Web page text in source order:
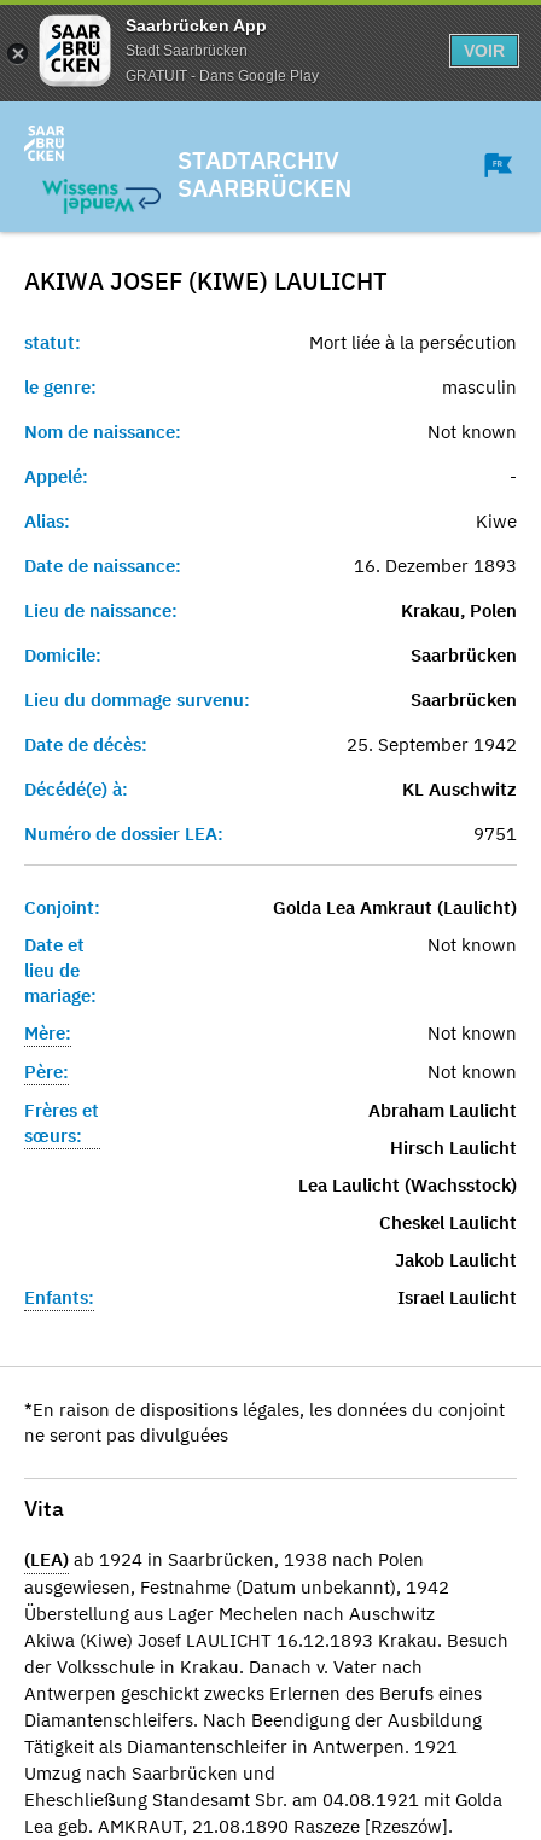
Saarbrücken App
Stadt Saarbrücken
GRATUIT - Dans Google Play
VOIR
STADTARCHIV
SAARBRÜCKEN
AKIWA JOSEF (KIWE) LAULICHT
statut:
Mort liée à la persécution
le genre:
masculin
Nom de naissance:
Not known
Appelé:
-
Alias:
Kiwe
Date de naissance:
16. Dezember 1893
Lieu de naissance:
Krakau, Polen
Domicile:
Saarbrücken
Lieu du dommage survenu:
Saarbrücken
Date de décès:
25. September 1942
Décédé(e) à:
KL Auschwitz
Numéro de dossier LEA:
9751
Conjoint:
Golda Lea Amkraut (Laulicht)
Date et
lieu de
mariage:
Not known
Mère:
Not known
Père:
Not known
Frères et
sœurs:
Abraham Laulicht
Hirsch Laulicht
Lea Laulicht (Wachsstock)
Cheskel Laulicht
Jakob Laulicht
Enfants:
Israel Laulicht
*En raison de dispositions légales, les données du conjoint
ne seront pas divulguées
Vita
(LEA) ab 1924 in Saarbrücken, 1938 nach Polen
ausgewiesen, Festnahme (Datum unbekannt), 1942
Überstellung aus Lager Mechelen nach Auschwitz
Akiwa (Kiwe) Josef LAULICHT 16.12.1893 Krakau. Besuch
der Volksschule in Krakau. Danach v. Vater nach
Antwerpen geschickt zwecks Erlernen des Berufs eines
Diamantenschleifers. Nach Beendigung der Ausbildung
Tätigkeit als Diamantenschleifer in Antwerpen. 1921
Umzug nach Saarbrücken und
Eheschließung Standesamt Sbr. am 04.08.1921 mit Golda
Lea geb. AMKRAUT, 21.08.1890 Raszeze [Rzeszów].